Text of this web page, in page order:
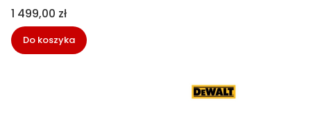
Cena
1 499,00 zł
Do koszyka